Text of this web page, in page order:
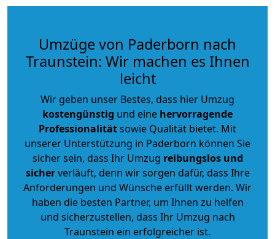
Umzüge von Paderborn nach
Traunstein: Wir machen es Ihnen
leicht
Wir geben unser Bestes, dass hier Umzug
kostengünstig und eine hervorragende
Professionalitätsowie Qualität bietet. Mit
unserer Unterstützung in Paderborn können Sie
sicher sein, dass Ihr Umzug reibungslos und
sicherverläuft, denn wir sorgen dafür, dass Ihre
Anforderungen und Wünsche erfüllt werden. Wir
haben die besten Partner, um Ihnen zu helfen
und sicherzustellen, dass Ihr Umzug nach
Traunstein ein erfolgreicher ist.